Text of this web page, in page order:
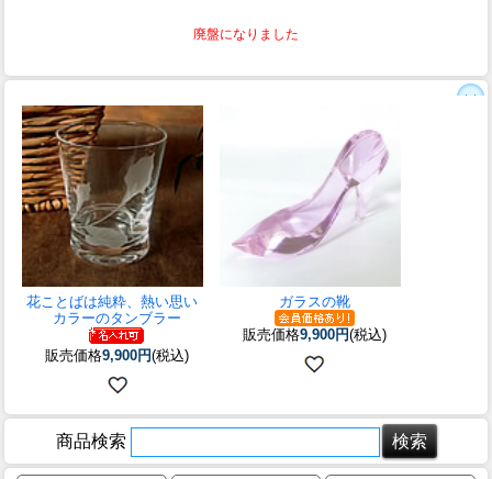
廃盤になりました
花ことばは純粋、熱い思い
カラーのタンブラー
販売価格9,900円(税込)
ガラスの靴
販売価格9,900円(税込)
商品検索